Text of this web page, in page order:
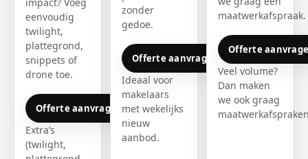
impact? Voeg
eenvoudig
twilight,
plattegrond,
snippets of
drone toe.
Offerte aanvragen
Extra’s
(twilight,
zonder
gedoe.
Offerte aanvragen
Ideaal voor
makelaars
met wekelijks
nieuw
aanbod.
maatwerkafspraak.
Offerte
Veel volume?
Dan maken
we ook graag